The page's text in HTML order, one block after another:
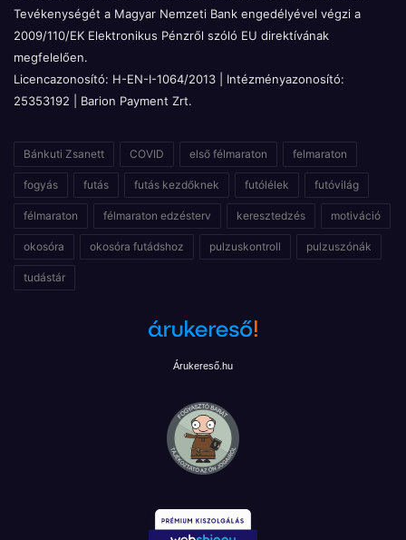
Tevékenységét a Magyar Nemzeti Bank engedélyével végzi a
2009/110/EK Elektronikus Pénzről szóló EU direktívának
megfelelően.
Licencazonosító: H-EN-I-1064/2013 | Intézményazonosító:
25353192 | Barion Payment Zrt.
Bánkuti Zsanett COVID első félmaraton felmaraton
fogyás futás futás kezdőknek futólélek futóvilág
félmaraton félmaraton edzésterv keresztedzés motiváció
okosóra okosóra futádshoz pulzuskontroll pulzuszónák
tudástár
Árukereső.hu